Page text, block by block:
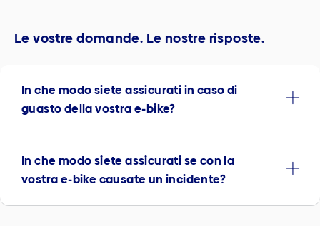
Le vostre domande. Le nostre risposte.
In che modo siete assicurati in caso di
guasto della vostra e-bike?
In che modo siete assicurati se con la
vostra e-bike causate un incidente?